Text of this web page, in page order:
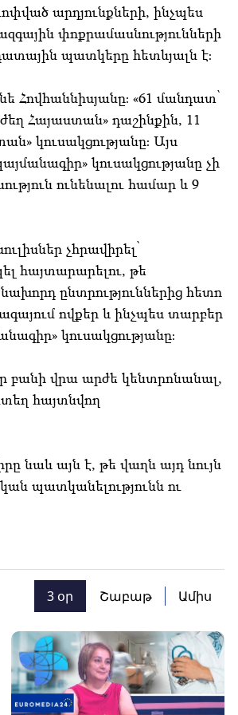
արդյունքների, ինչպես
փոքրամասնությունների
պատկերը հետևյալն է։
«61 մանդատ՝
Հայաստան» դաշինքին, 11
կուսակցությանը։ Այս
կուսակցությանը չի
ունենալու համար և 9
չհրավիրել՝
հայտարարելու, թե
ընտրություններից հետո
ովքեր և ինչպես տարբեր
կուսակցությանը։
բանի վրա արժե կենտրոնանալ,
հայտնվող
նաև այն է, թե վաղն այդ նույն
պատկանելությունն ու
3 օր Շաբաթ Ամիս